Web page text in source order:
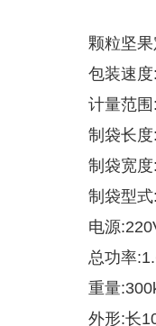
颗粒坚
包装速
计量范
制袋长
制袋宽
制袋型
电源
总功率
重量
外形:长